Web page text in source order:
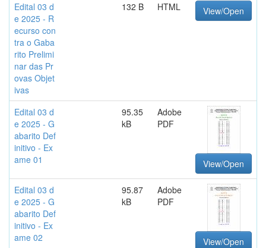
Edital 03 d
e 2025 - R
ecurso con
tra o Gaba
rito Prelimi
nar das Pr
ovas Objet
ivas
132 B HTML View/Open
Edital 03 d
e 2025 - G
abarito Def
initivo - Ex
ame 01
95.35
kB
Adobe
PDF
View/Open
Edital 03 d
e 2025 - G
abarito Def
initivo - Ex
ame 02
95.87
kB
Adobe
PDF
View/Open